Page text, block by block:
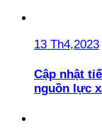
13 Th4,2023
Cập nhật
nguồn lực